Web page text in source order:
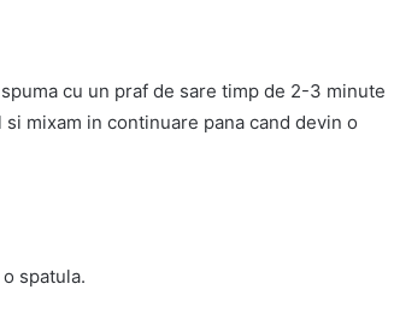
cu un praf de sare timp de 2-3 minute
mixam in continuare pana cand devin o
spatula.